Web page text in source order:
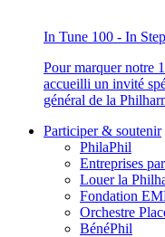
In Tune 100 - In
Pour marquer notre
accueilli un invité
général de la
Participer & soutenir
PhilaPhil
Entreprises
Louer la
Fondation
Orchestre
BénéPhil